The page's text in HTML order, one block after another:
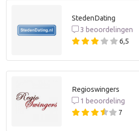
StedenDating
3 beoordelingen
6,5
Regioswingers
1 beoordeling
7